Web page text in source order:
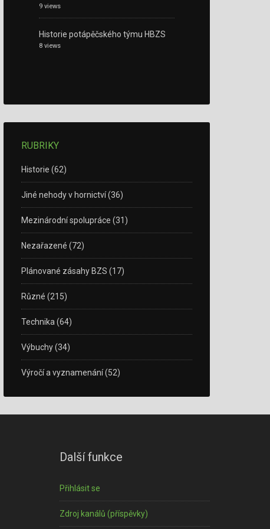
9 views
Historie potápěčského týmu HBZS
8 views
RUBRIKY
Historie (62)
Jiné nehody v hornictví(36)
Mezinárodní spolupráce (31)
Nezařazené (72)
Plánované zásahy BZS (17)
Různé (215)
Technika (64)
Výbuchy(34)
Výročí a vyznamenání(52)
Další funkce
Přihlásit se
Zdroj kanálů (příspěvky)